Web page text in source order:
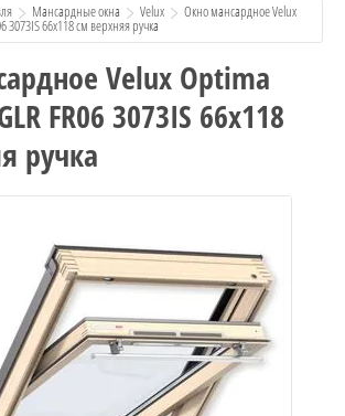
Мансардные окна Velux
  Окно мансардное Velux
3073IS 66x118 см верхняя ручка
Velux Optima
FR06 3073IS 66x118
ручка